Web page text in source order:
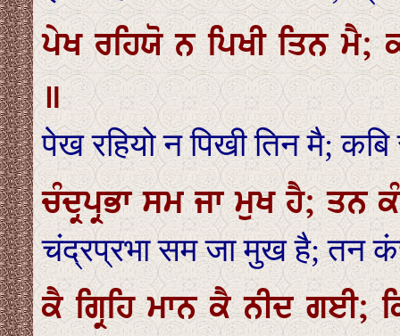
ਪੇਖ ਰਹਿਯੋ ਨ ਪਿਖੀ ਤਿਨ ਮੈ;
॥
पेख रहियो न पिखी तिन मै;
ਚੰਦ੍ਰਪ੍ਰਭਾ ਸਮ ਜਾ ਮੁਖ ਹੈ;
चंद्रप्रभा सम जा मुख है; तन
ਕੈ ਗ੍ਰਿਹਿ ਮਾਨ ਕੈ ਨੀਦ ਗਈ;